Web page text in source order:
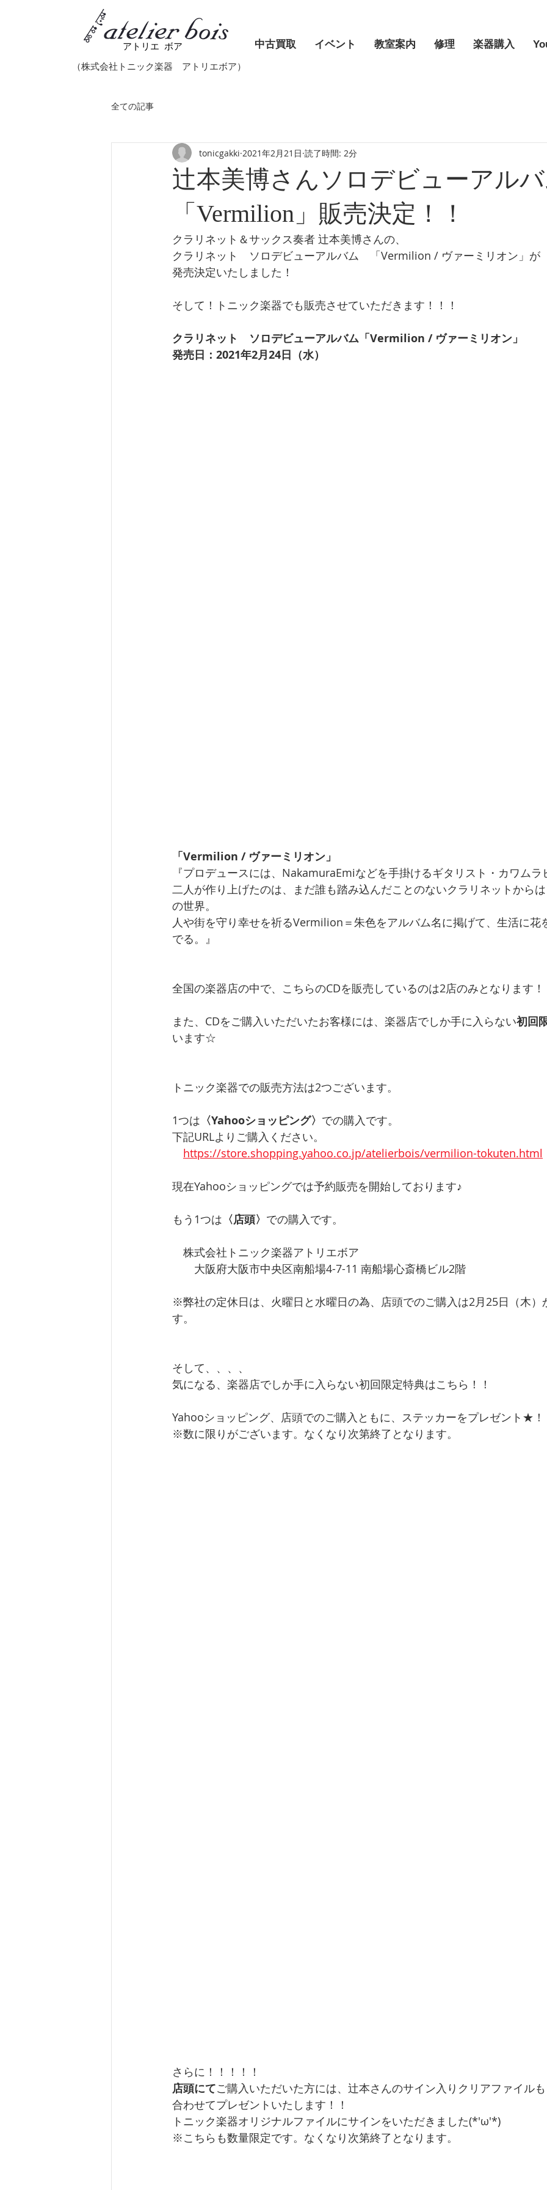
アトリエ ボア 中古買取 イベント 教室案内 修理 楽器購入
（株式会社トニック楽器​ アトリエボア）
全ての記事
辻本美博さんソロデビューアル
「Vermilion」販売決定！！
tonicgakki 2021年2月21日 読了時間: 2分
クラリネット＆サックス奏者 辻本美博さんの、
クラリネット　ソロデビューアルバム　「Vermilion / ヴァーミリオン」が
発売決定いたしました！
そして！トニック楽器でも販売させていただきます！！！
クラリネット　ソロデビューアルバム「Vermilion / ヴァーミリオン」
発売日：2021年2月24日（水）
「Vermilion / ヴァーミリオン」
『プロデュースには、NakamuraEmiなどを手掛けるギタリスト・カワムラ
二人が作り上げたのは、まだ誰も踏み込んだことのないクラリネットから
の世界。
人や街を守り幸せを祈るVermilion＝朱色をアルバム名に掲げて、生活に花
でる。』
全国の楽器店の中で、こちらのCDを販売しているのは2店のみとなります！
また、CDをご購入いただいたお客様には、楽器店でしか手に入らない初回
います☆
トニック楽器での販売方法は2つございます。
1つは 〈Yahooショッピング〉 での購入です。
下記URLよりご購入ください。
https://store.shopping.yahoo.co.jp/atelierbois/vermilion-tokuten.html
現在Yahooショッピングでは予約販売を開始しております♪
もう1つは 〈店頭〉 での購入です。
株式会社トニック楽器アトリエボア
大阪府大阪市中央区南船場4-7-11 南船場心斎橋ビル2階
※弊社の定休日は、火曜日と水曜日の為、店頭でのご購入は2月25日（木）
す。
そして、、、、
気になる、楽器店でしか手に入らない初回限定特典はこちら！！
Yahooショッピング、店頭でのご購入ともに、ステッカーをプレゼント★！
※数に限りがございます。なくなり次第終了となります。
さらに！！！！！
店頭にてご購入いただいた方には、辻本さんのサイン入りクリアファイルも
合わせてプレゼントいたします！！
トニック楽器オリジナルファイルにサインをいただきました(*'ω'*)
※こちらも数量限定です。なくなり次第終了となります。